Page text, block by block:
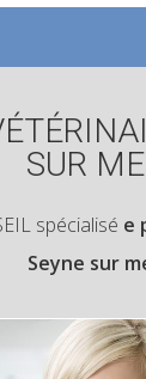
SUR
spécialisé e
Seyne sur